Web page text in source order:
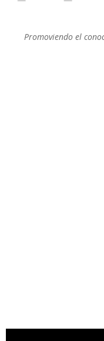
Promoviendo el